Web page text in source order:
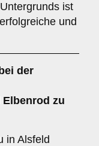
ist
und
der
zu
in Alsfeld